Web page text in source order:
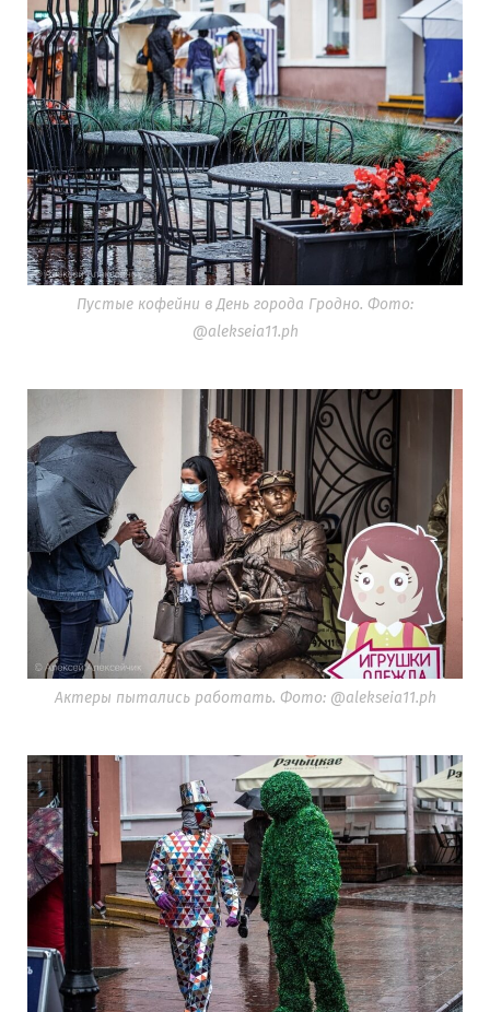
Пустые кофейни в День города Гродно. Фото:
@alekseia11.ph
Актеры пытались работать. Фото: @alekseia11.ph